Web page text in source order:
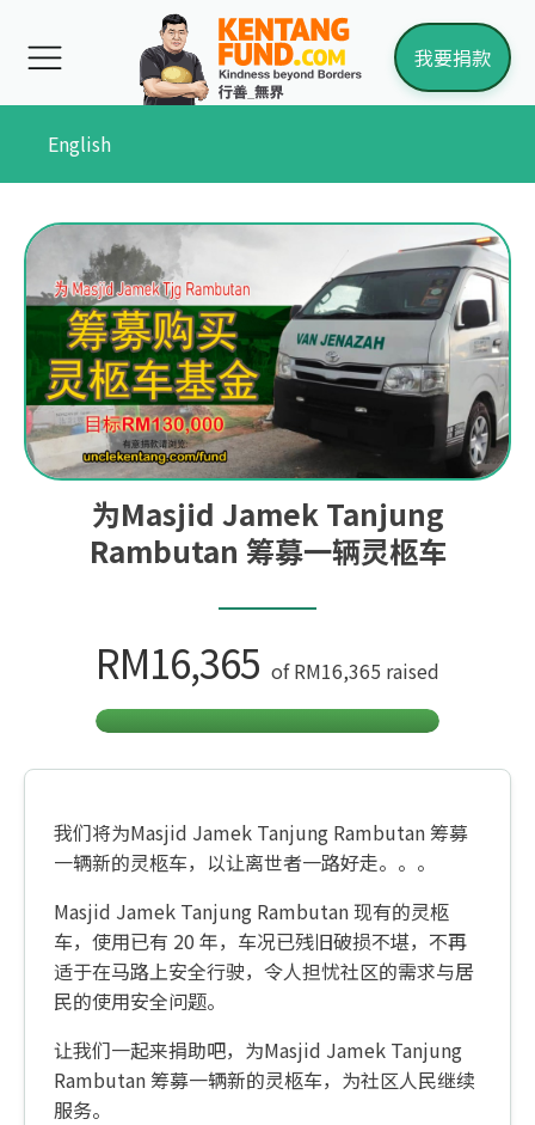
我要捐款
English
为Masjid Jamek Tanjung
Rambutan 筹募一辆灵柩车
RM16,365 ofRM16,365 raised
我们将为Masjid Jamek Tanjung Rambutan 筹募
一辆新的灵柩车，以让离世者一路好走。。。
Masjid Jamek Tanjung Rambutan 现有的灵柩
车，使用已有 20 年，车况已残旧破损不堪，不再
适于在马路上安全行驶，令人担忧社区的需求与居
民的使用安全问题。
让我们一起来捐助吧，为Masjid Jamek Tanjung
Rambutan 筹募一辆新的灵柩车，为社区人民继续
服务。